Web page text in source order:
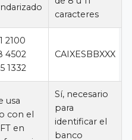
caracteres
2100
4502
1332
CAIXESBBXXX
usa
con el
en
Sí, necesario
para
identificar el
banco